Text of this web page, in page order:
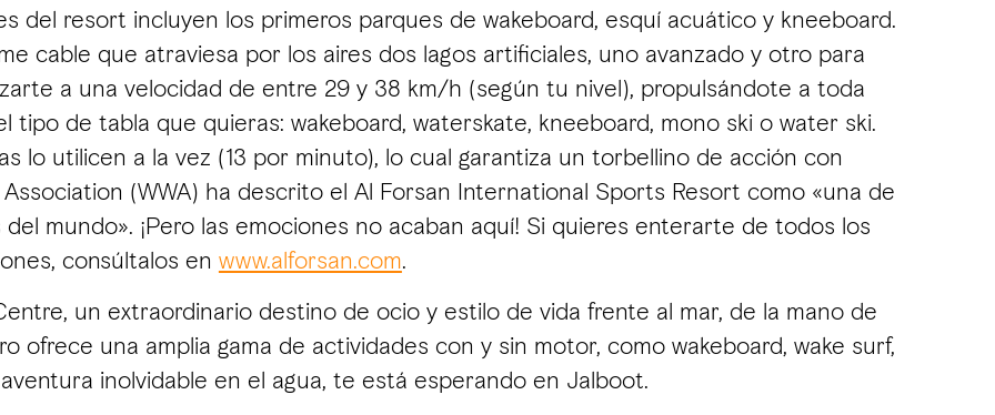
del resort incluyen los primeros parques de wakeboard, esquí acuático y kneeboard.
cable que atraviesa por los aires dos lagos artificiales, uno avanzado y otro para
a una velocidad de entre 29 y 38 km/h (según tu nivel), propulsándote a toda
tipo de tabla que quieras: wakeboard, waterskate, kneeboard, mono ski o water ski.
lo utilicen a la vez (13 por minuto), lo cual garantiza un torbellino de acción con
(WWA) ha descrito el Al Forsan International Sports Resort como «una de
mundo». ¡Pero las emociones no acaban aquí! Si quieres enterarte de todos los
consúltalos en www.alforsan.com.
un extraordinario destino de ocio y estilo de vida frente al mar, de la mano de
ofrece una amplia gama de actividades con y sin motor, como wakeboard, wake surf,
inolvidable en el agua, te está esperando en Jalboot.